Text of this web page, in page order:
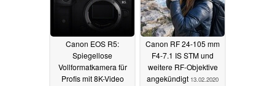
Canon EOS R5:
Spiegellose
Vollformatkamera für
Profis mit 8K-Video
Canon RF 24-105 mm
F4-7.1 IS STM und
weitere RF-Objektive
angekündigt 13.02.2020